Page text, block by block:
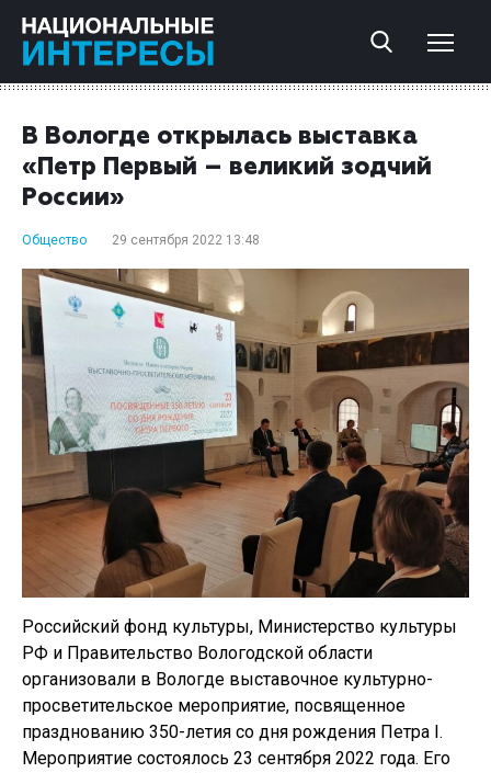
В Вологде открылась выставка
«Петр Первый – великий зодчий
России»
Общество 29 сентября 2022 13:48
Российский фонд культуры, Министерство культуры
РФ и Правительство Вологодской области
организовали в Вологде выставочное культурно-
просветительское мероприятие, посвященное
празднованию 350-летия со дня рождения Петра I.
Мероприятие состоялось 23 сентября 2022 года. Его